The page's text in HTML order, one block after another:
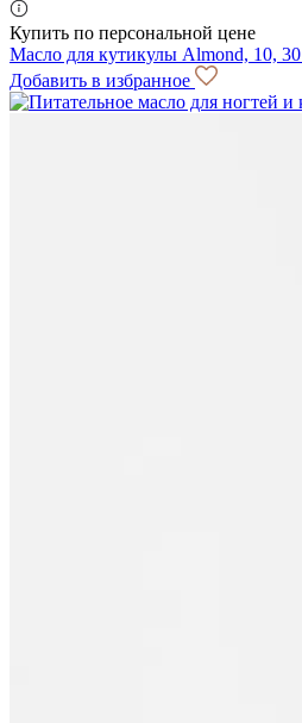
Купить по персональной цене
Масло для кутикулы Almond, 10,
Добавить в избранное